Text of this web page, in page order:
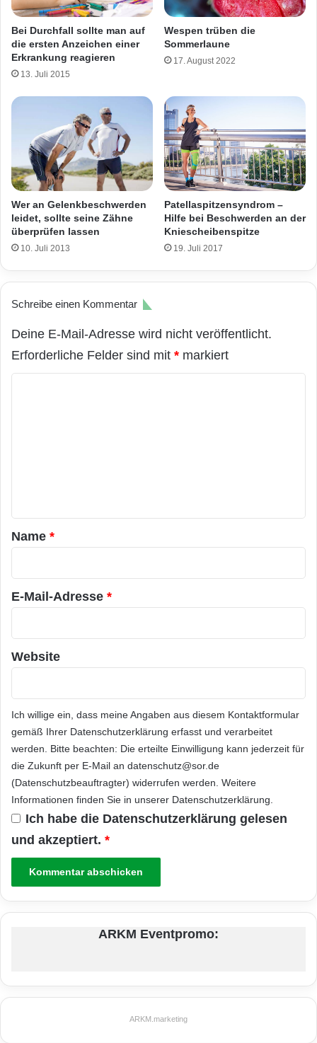
Bei Durchfall sollte man auf
die ersten Anzeichen einer
Erkrankung reagieren
13. Juli 2015
Wespen trüben die
Sommerlaune
17. August 2022
Wer an Gelenkbeschwerden
leidet, sollte seine Zähne
überprüfen lassen
10. Juli 2013
Patellaspitzensyndrom –
Hilfe bei Beschwerden an der
Kniescheibenspitze
19. Juli 2017
Schreibe einen Kommentar
Deine E-Mail-Adresse wird nicht veröffentlicht.
Erforderliche Felder sind mit * markiert
a
r
*
Name *
E-Mail-Adresse *
Website
Ich willige ein, dass meine Angaben aus diesem Kontaktformular
gemäß Ihrer Datenschutzerklärung erfasst und verarbeitet
werden. Bitte beachten: Die erteilte Einwilligung kann jederzeit für
die Zukunft per E-Mail an datenschutz@sor.de
(Datenschutzbeauftragter) widerrufen werden. Weitere
Informationen finden Sie in unserer Datenschutzerklärung
Ich habe die Datenschutzerklärung gelesen
und akzeptiert. *
ARKM Eventpromo:
ARKM.marketing